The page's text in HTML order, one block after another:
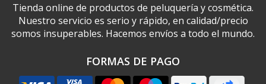
Tienda online de productos de peluquería y cosmética.
Nuestro servicio es serio y rápido, en calidad/precio
somos insuperables. Hacemos envíos a todo el mundo.
FORMAS DE PAGO